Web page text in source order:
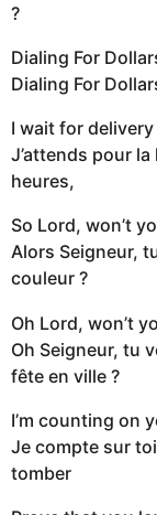
?
Dialing For
Dialing For
I wait for
J’attends pour
heures,
So Lord, won’t
Alors Seigneur,
couleur ?
Oh Lord, won’t
Oh Seigneur, tu
fête en ville ?
I’m counting on
Je compte sur
tomber